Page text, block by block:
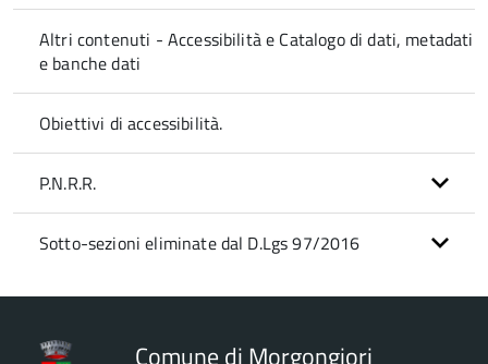
Altri contenuti - Accessibilità e Catalogo di dati, metadati
e banche dati
Obiettivi di accessibilità.
P.N.R.R.
Sotto-sezioni eliminate dal D.Lgs 97/2016
Comune di Morgongiori